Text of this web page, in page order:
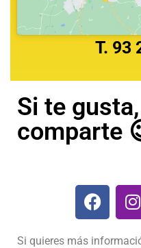
T. 93
Si te
comparte
Si quieres más